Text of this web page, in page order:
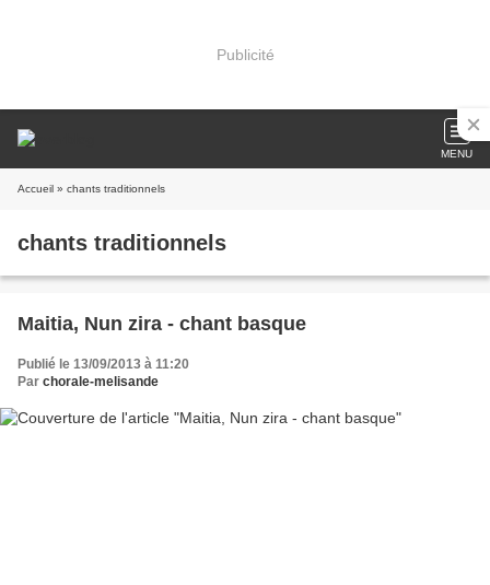
Publicité
MENU
Accueil » chants traditionnels
chants traditionnels
Maitia, Nun zira - chant basque
Publié le 13/09/2013 à 11:20
Par chorale-melisande